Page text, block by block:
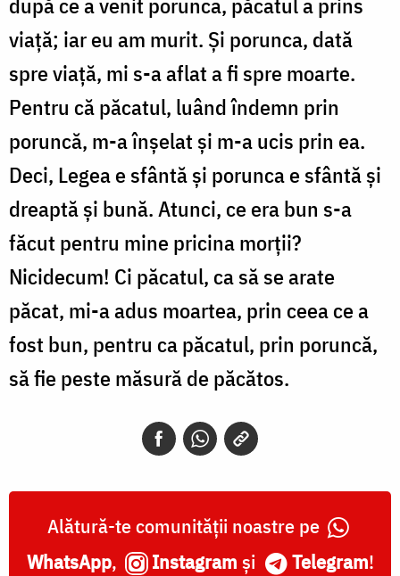
după ce a venit porunca, păcatul a prins
viață; iar eu am murit. Și porunca, dată
spre viață, mi s-a aflat a fi spre moarte.
Pentru că păcatul, luând îndemn prin
poruncă, m-a înșelat și m-a ucis prin ea.
Deci, Legea e sfântă și porunca e sfântă și
dreaptă și bună. Atunci, ce era bun s-a
făcut pentru mine pricina morții?
Nicidecum! Ci păcatul, ca să se arate
păcat, mi-a adus moartea, prin ceea ce a
fost bun, pentru ca păcatul, prin poruncă,
să fie peste măsură de păcătos.
Alătură-te comunității noastre pe
WhatsApp, Instagram și Telegram!